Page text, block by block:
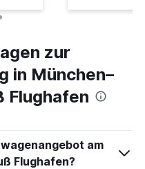
zur
in München–
Flughafen
am
Flughafen?